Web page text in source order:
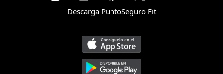
Descarga PuntoSeguro Fit